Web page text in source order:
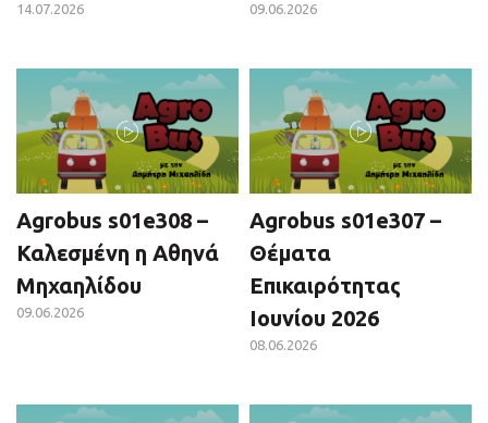
14.07.2026 09.06.2026
Agrobus s01e308 –
Καλεσμένη η Αθηνά
Μηχαηλίδου
09.06.2026
Agrobus s01e307 –
Θέματα
Επικαιρότητας
Ιουνίου 2026
08.06.2026